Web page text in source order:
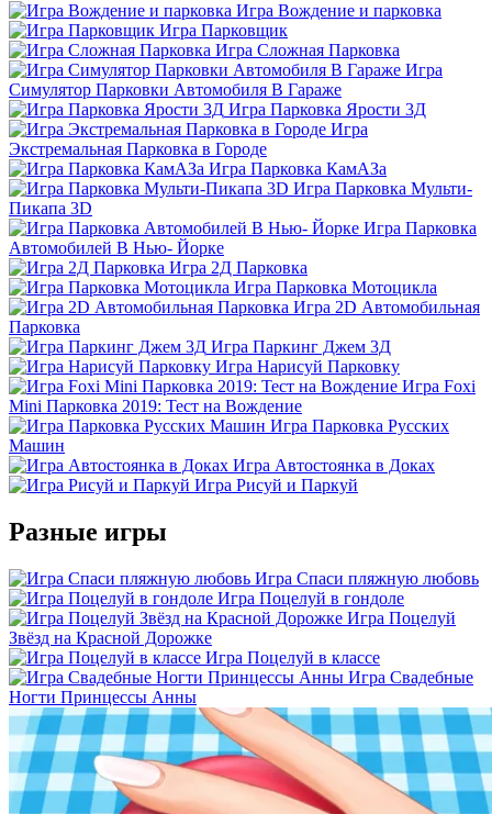
Игра Вождение и парковка
Игра Парковщик
Игра Сложная Парковка
Игра
Симулятор Парковки Автомобиля В Гараже
Игра Парковка Ярости 3Д
Игра
Экстремальная Парковка в Городе
Игра Парковка КамАЗа
Игра Парковка Мульти-
Пикапа 3D
Игра Парковка
Автомобилей В Нью- Йорке
Игра 2Д Парковка
Игра Парковка Мотоцикла
Игра 2D Автомобильная
Парковка
Игра Паркинг Джем 3Д
Игра Нарисуй Парковку
Игра Foxi
Mini Парковка 2019: Тест на Вождение
Игра Парковка Русских
Машин
Игра Автостоянка в Доках
Игра Рисуй и Паркуй
Разные игры
Игра Спаси пляжную любовь
Игра Поцелуй в гондоле
Игра Поцелуй
Звёзд на Красной Дорожке
Игра Поцелуй в классе
Игра Свадебные
Ногти Принцессы Анны